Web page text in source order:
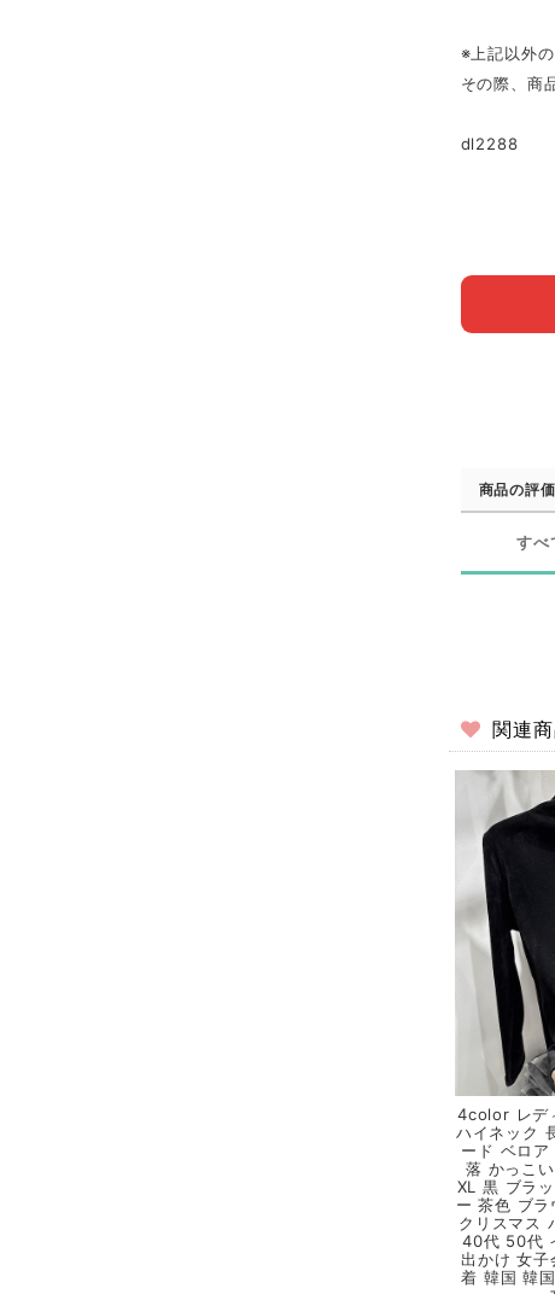
※上記以外
その際、商
dl2288
商品の評価
すべ
関連
4color レデ
ハイネック
ード ベロ
落 かっこ
XL 黒 ブラ
ー 茶色 ブ
クリスマス
40代 50代
出かけ 女
着 韓国 韓